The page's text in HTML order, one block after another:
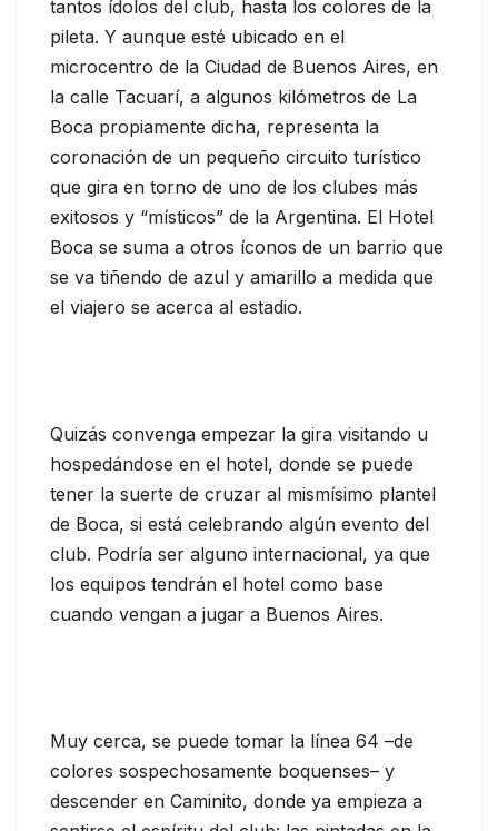
tantos ídolos del club, hasta los colores de la
pileta. Y aunque esté ubicado en el
microcentro de la Ciudad de Buenos Aires, en
la calle Tacuarí, a algunos kilómetros de La
Boca propiamente dicha, representa la
coronación de un pequeño circuito turístico
que gira en torno de uno de los clubes más
exitosos y “místicos” de la Argentina. El Hotel
Boca se suma a otros íconos de un barrio que
se va tiñendo de azul y amarillo a medida que
el viajero se acerca al estadio.
Quizás convenga empezar la gira visitando u
hospedándose en el hotel, donde se puede
tener la suerte de cruzar al mismísimo plantel
de Boca, si está celebrando algún evento del
club. Podría ser alguno internacional, ya que
los equipos tendrán el hotel como base
cuando vengan a jugar a Buenos Aires.
Muy cerca, se puede tomar la línea 64 –de
colores sospechosamente boquenses– y
descender en Caminito, donde ya empieza a